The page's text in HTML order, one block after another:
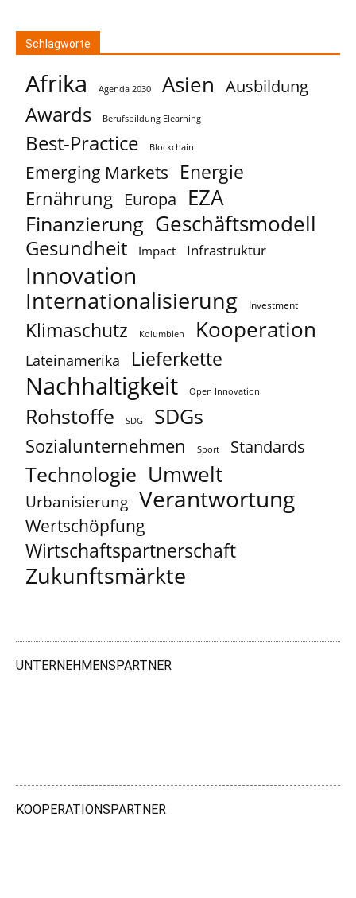
Schlagworte
Afrika Agenda 2030 Asien Ausbildung
Awards Berufsbildung Elearning
Best-Practice Blockchain
Emerging Markets Energie
Ernährung Europa EZA
Finanzierung Geschäftsmodell
Gesundheit Impact Infrastruktur
Innovation
Internationalisierung Investment
Klimaschutz Kolumbien Kooperation
Lateinamerika Lieferkette
Nachhaltigkeit Open Innovation
Rohstoffe SDG SDGs
Sozialunternehmen Sport Standards
Technologie Umwelt
Urbanisierung Verantwortung
Wertschöpfung
Wirtschaftspartnerschaft
Zukunftsmärkte
UNTERNEHMENSPARTNER
KOOPERATIONSPARTNER